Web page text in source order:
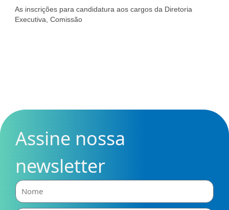
As inscrições para candidatura aos cargos da Diretoria
Executiva, Comissão
Assine nossa
newsletter
Nome